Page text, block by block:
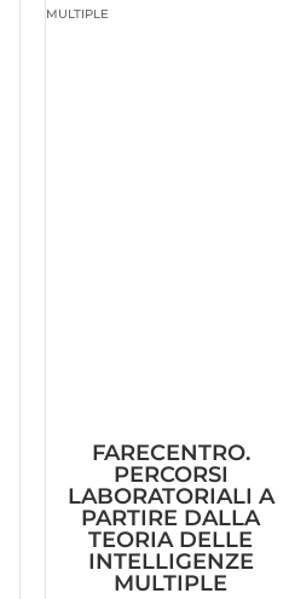
FARECENTRO.
PERCORSI
LABORATORIALI A
PARTIRE DALLA
TEORIA DELLE
INTELLIGENZE
MULTIPLE